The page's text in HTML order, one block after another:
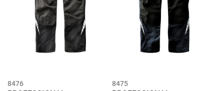
8476 8475